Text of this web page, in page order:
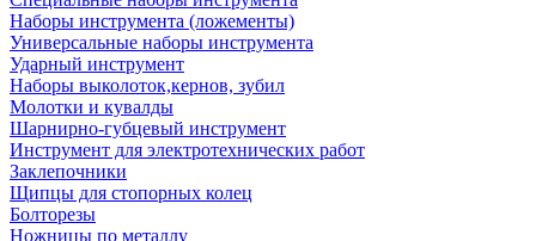
Наборы инструмента (ложементы)
Универсальные наборы инструмента
Ударный инструмент
Наборы выколоток,кернов, зубил
Молотки и кувалды
Шарнирно-губцевый инструмент
Инструмент для электротехнических работ
Заклепочники
Щипцы для стопорных колец
Болторезы
Ножницы по металлу